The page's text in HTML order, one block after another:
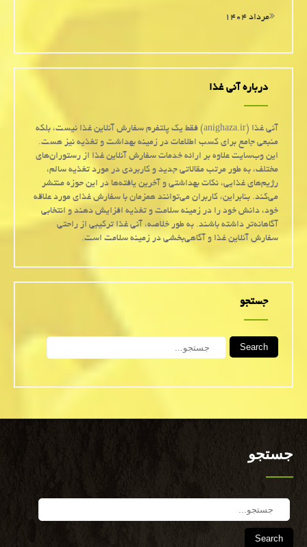
مرداد ۱۴۰۴
درباره آنی غذا
آنی غذا (anighaza.ir) فقط یک پلتفرم سفارش آنلاین غذا نیست، بلکه
منبعی جامع برای کسب اطلاعات در زمینه بهداشت و تغذیه نیز هست.
این وب‌سایت علاوه بر ارائه خدمات سفارش آنلاین غذا از رستوران‌های
مختلف، به طور مرتب مقالاتی جدید و کاربردی در مورد تغذیه سالم،
رژیم‌های غذایی، نکات بهداشتی و آخرین یافته‌ها در این حوزه منتشر
می‌کند. بنابراین، کاربران می‌توانند همزمان با سفارش غذای مورد علاقه
خود، دانش خود را در زمینه سلامت و تغذیه افزایش دهند و انتخابی
آگاهانه‌تر داشته باشند. به طور خلاصه، آنی غذا ترکیبی از راحتی
سفارش آنلاین غذا و آگاهی‌بخشی در زمینه سلامت است.
جستجو
Search
جستجو
Search